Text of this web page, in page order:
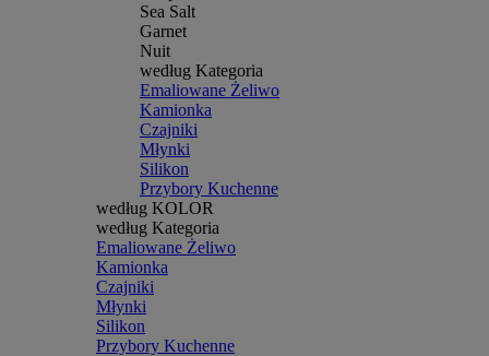
Sea Salt
Garnet
Nuit
według Kategoria
Emaliowane Żeliwo
Kamionka
Czajniki
Młynki
Silikon
Przybory Kuchenne
według KOLOR
według Kategoria
Emaliowane Żeliwo
Kamionka
Czajniki
Młynki
Silikon
Przybory Kuchenne